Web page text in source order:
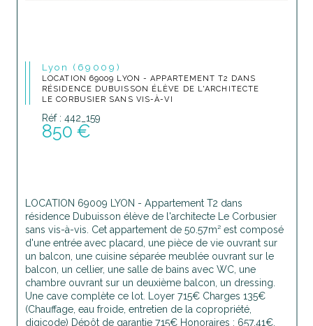
Lyon (69009)
LOCATION 69009 LYON - APPARTEMENT T2 DANS
RÉSIDENCE DUBUISSON ÉLÈVE DE L'ARCHITECTE
LE CORBUSIER SANS VIS-À-VI
Réf : 442_159
850 €
LOCATION 69009 LYON - Appartement T2 dans
résidence Dubuisson élève de l'architecte Le Corbusier
sans vis-à-vis. Cet appartement de 50.57m² est composé
d'une entrée avec placard, une pièce de vie ouvrant sur
un balcon, une cuisine séparée meublée ouvrant sur le
balcon, un cellier, une salle de bains avec WC, une
chambre ouvrant sur un deuxième balcon, un dressing.
Une cave complète ce lot. Loyer 715€ Charges 135€
(Chauffage, eau froide, entretien de la copropriété,
digicode) Dépôt de garantie 715€ Honoraires : 657.41€.